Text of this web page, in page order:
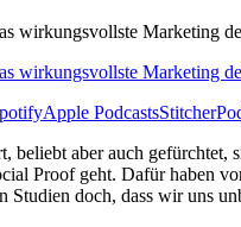
wirkungsvollste Marketing
wirkungsvollste Marketing
Apple PodcastsStitcher
beliebt aber auch gefürchtet,
Proof geht. Dafür haben
Studien doch, dass wir uns